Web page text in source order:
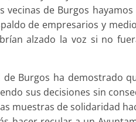
vecinas de Burgos
de empresarios y
alzado la voz si no
Burgos ha demostrado
sus decisiones sin
muestras de solidaridad